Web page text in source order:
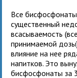
Все
существенный
всасываемость
принимаемой
влияние на нее
напитков. Это
бисфосфонаты за